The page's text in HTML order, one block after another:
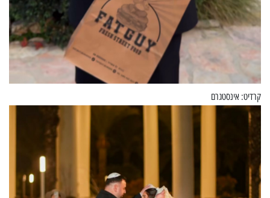
קרדיט: אינסטגרם